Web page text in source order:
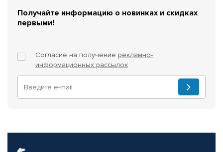
Получайте информацию о новинках и скидках
первыми!
Согласие на получение рекламно-
информационных рассылок